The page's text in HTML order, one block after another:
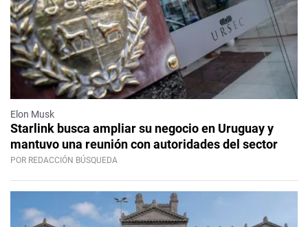
Elon Musk
Starlink busca ampliar su negocio en Uruguay y
mantuvo una reunión con autoridades del sector
POR REDACCIÓN BÚSQUEDA